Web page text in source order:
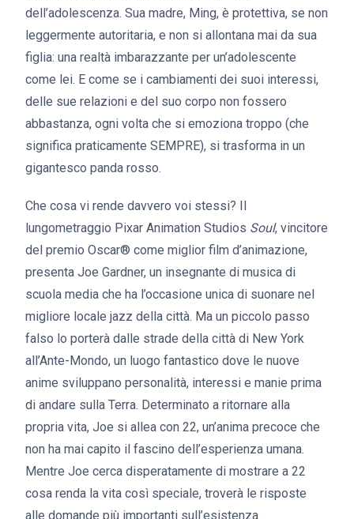
dell’adolescenza. Sua madre, Ming, è protettiva, se non
leggermente autoritaria, e non si allontana mai da sua
figlia: una realtà imbarazzante per un’adolescente
come lei. E come se i cambiamenti dei suoi interessi,
delle sue relazioni e del suo corpo non fossero
abbastanza, ogni volta che si emoziona troppo (che
significa praticamente SEMPRE), si trasforma in un
gigantesco panda rosso.
Che cosa vi rende davvero voi stessi? Il
lungometraggio Pixar Animation Studios Soul, vincitore
del premio Oscar® come miglior film d’animazione,
presenta Joe Gardner, un insegnante di musica di
scuola media che ha l’occasione unica di suonare nel
migliore locale jazz della città. Ma un piccolo passo
falso lo porterà dalle strade della città di New York
all’Ante-Mondo, un luogo fantastico dove le nuove
anime sviluppano personalità, interessi e manie prima
di andare sulla Terra. Determinato a ritornare alla
propria vita, Joe si allea con 22, un’anima precoce che
non ha mai capito il fascino dell’esperienza umana.
Mentre Joe cerca disperatamente di mostrare a 22
cosa renda la vita così speciale, troverà le risposte
alle domande più importanti sull’esistenza.